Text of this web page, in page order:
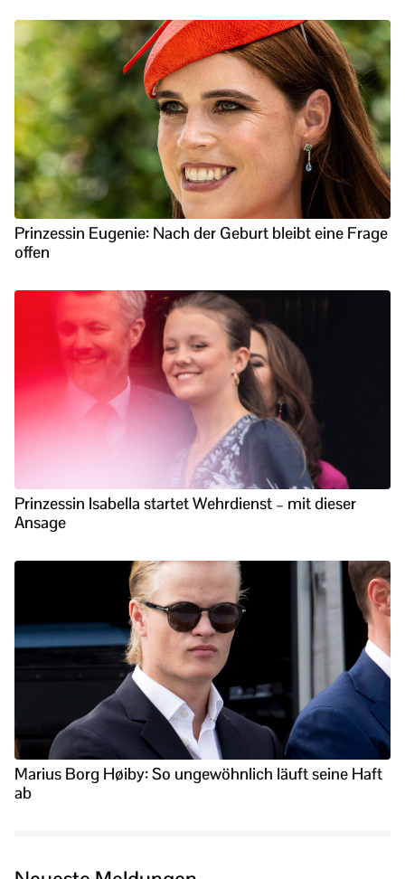
Prinzessin Eugenie: Nach der Geburt bleibt eine Frage
offen
Prinzessin Isabella startet Wehrdienst – mit dieser
Ansage
Marius Borg Høiby: So ungewöhnlich läuft seine Haft
ab